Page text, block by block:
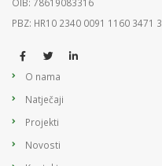
PBZ: HR10 2340 0091 1160 3471 3
O nama
Natječaji
Projekti
Novosti